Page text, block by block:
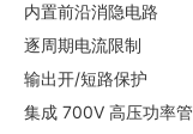
内置前沿消隐电路
逐周期电流限制
输出开/短路保护
集成 700V 高压功率管